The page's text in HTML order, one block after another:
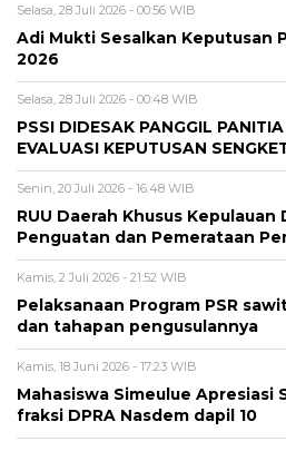
Selasa, 28 Juli 2026 - 00:56 WIB
Adi Mukti Sesalkan Keputusan
2026
Selasa, 28 Juli 2026 - 00:48 WIB
PSSI DIDESAK PANGGIL
EVALUASI KEPUTUSAN
Senin, 20 Juli 2026 - 16:48 WIB
RUU Daerah Khusus
Penguatan dan Pemerataan
Kamis, 2 Juli 2026 - 21:52 WIB
Pelaksanaan Program PSR
dan tahapan pengusulannya
Kamis, 18 Juni 2026 - 17:23 WIB
Mahasiswa Simeulue Apresiasi
fraksi DPRA Nasdem dapil 10